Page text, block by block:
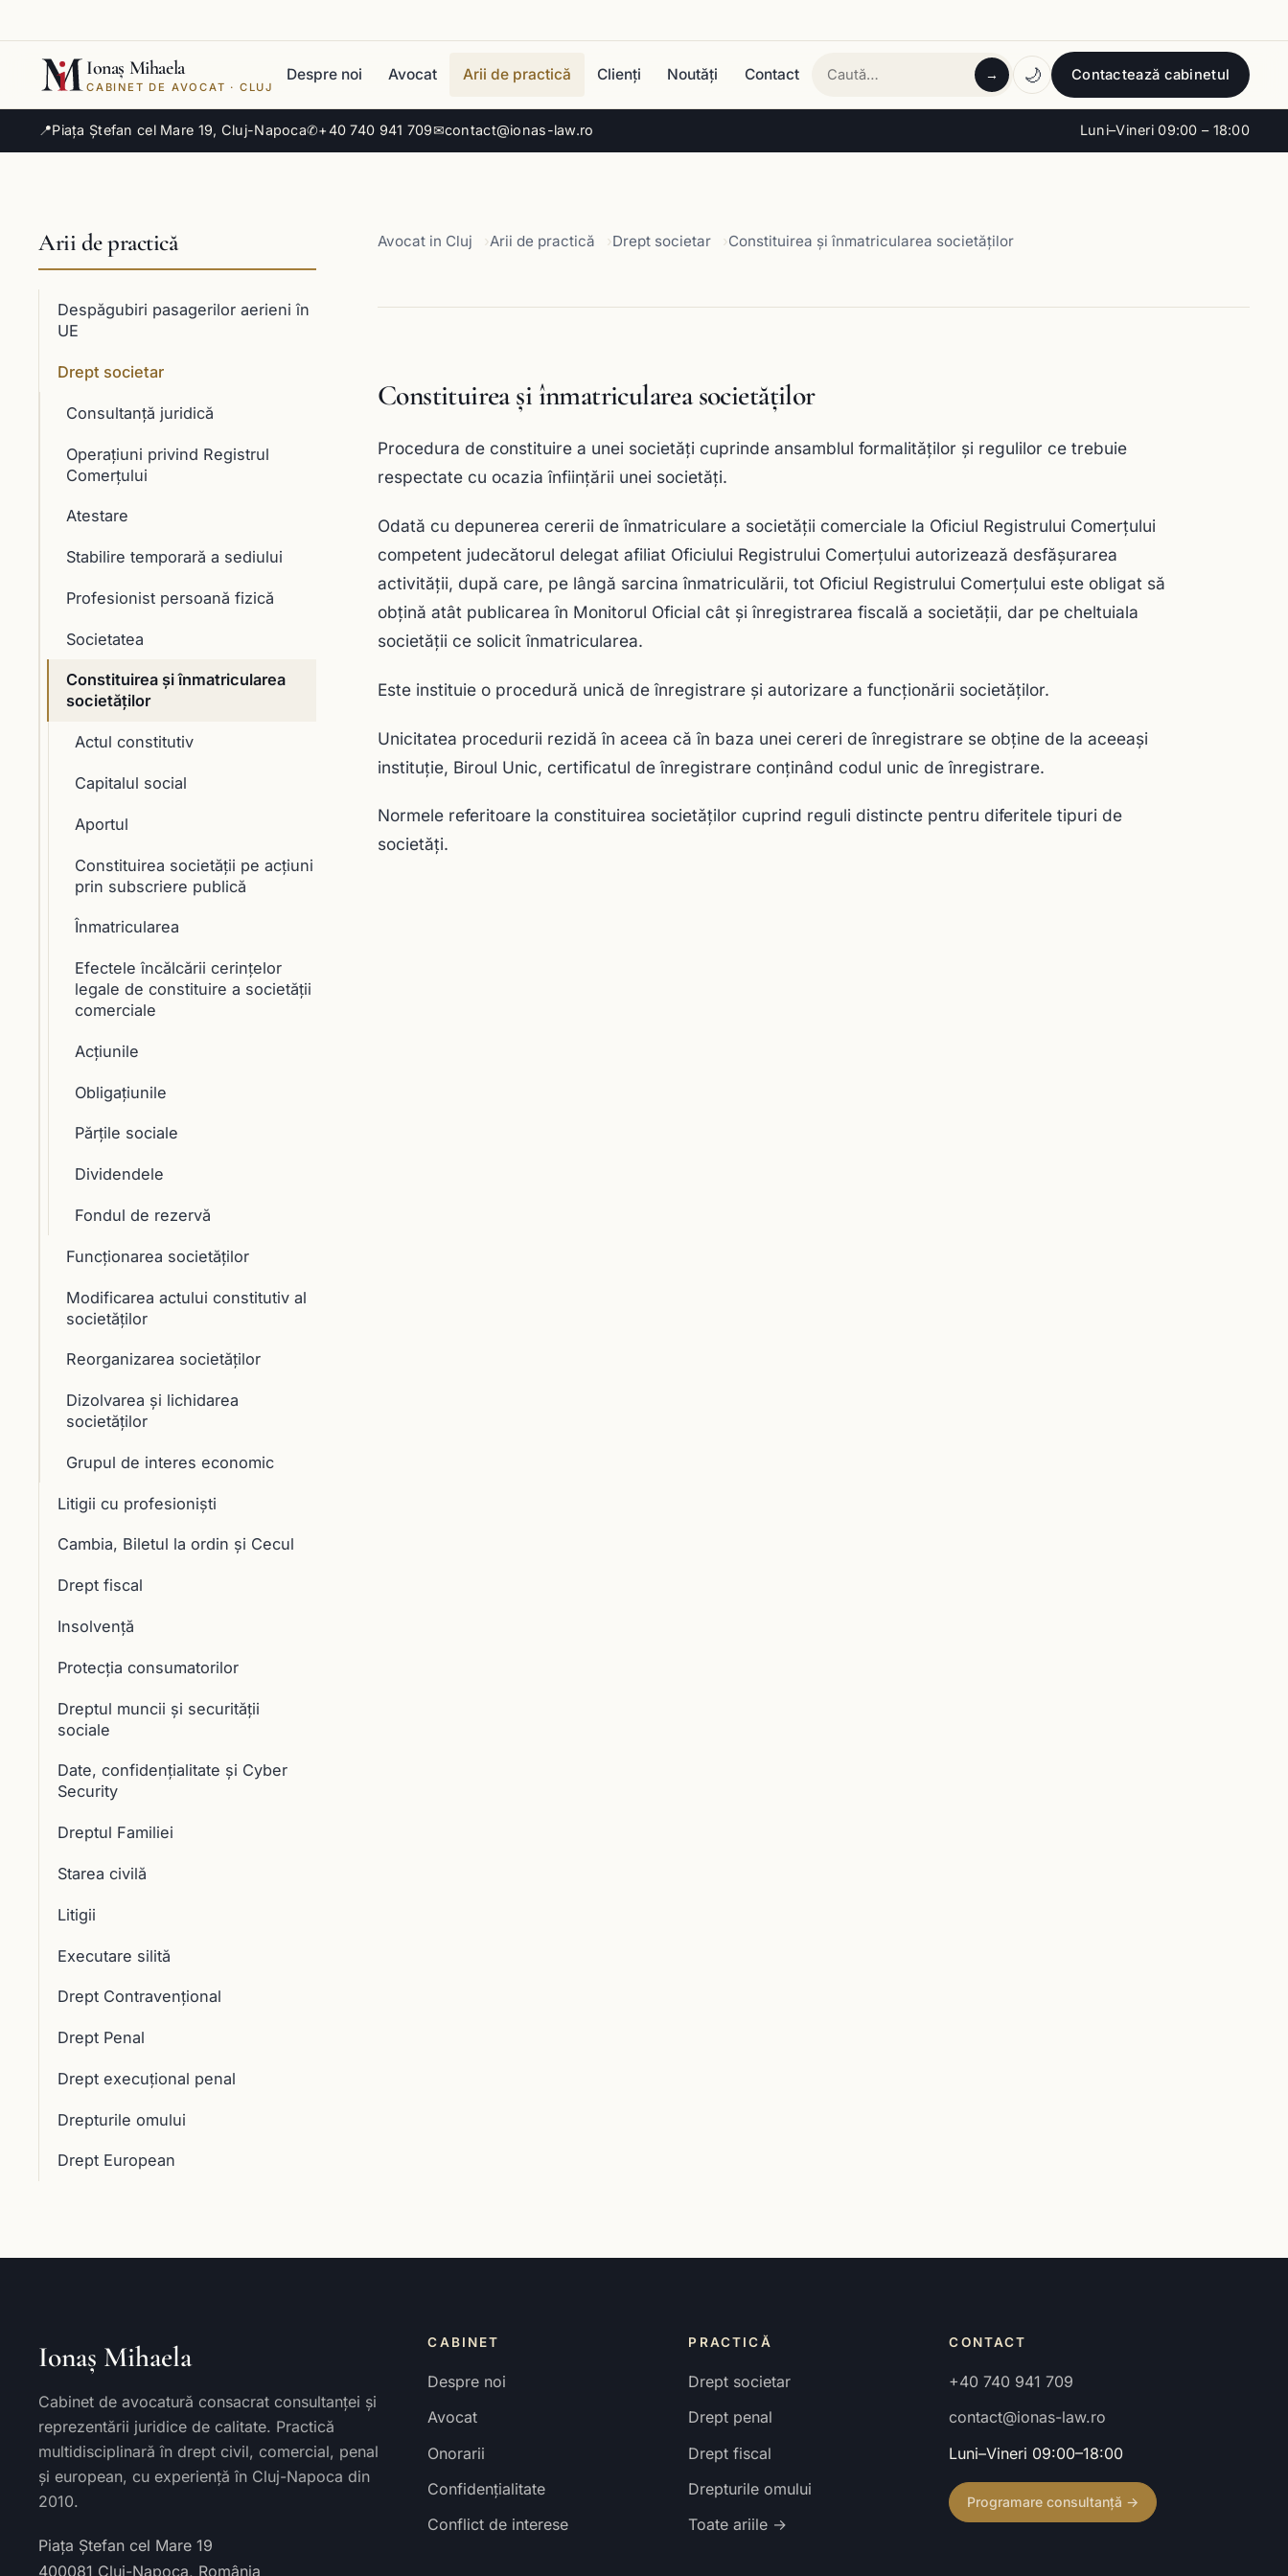
📍Piața Ștefan cel Mare 19, Cluj-Napoca✆+40 740 941 709✉contact@ionas-law.ro Luni–Vineri 09:00 – 18:00
Ionaș Mihaela
CABINET DE AVOCAT · CLUJ
Despre noi Avocat Arii de practică Clienți Noutăți Contact → 🌙 Contactează cabinetul
Arii de practică
Despăgubiri pasagerilor aerieni în
UE
Drept societar
Consultanţă juridică
Operaţiuni privind Registrul
Comerţului
Atestare
Stabilire temporară a sediului
Profesionist persoană fizică
Societatea
Constituirea şi înmatricularea
societăţilor
Actul constitutiv
Capitalul social
Aportul
Constituirea societăţii pe acţiuni
prin subscriere publică
Înmatricularea
Efectele încălcării cerinţelor
legale de constituire a societăţii
comerciale
Acţiunile
Obligaţiunile
Părţile sociale
Dividendele
Fondul de rezervă
Funcţionarea societăţilor
Modificarea actului constitutiv al
societăţilor
Reorganizarea societăţilor
Dizolvarea şi lichidarea
societăţilor
Grupul de interes economic
Litigii cu profesioniști
Cambia, Biletul la ordin și Cecul
Drept fiscal
Insolvență
Protecția consumatorilor
Dreptul muncii și securității
sociale
Date, confidențialitate și Cyber
Security
Dreptul Familiei
Starea civilă
Litigii
Executare silită
Drept Contravențional
Drept Penal
Drept execuţional penal
Drepturile omului
Drept European
Avocat in Cluj Arii de practică Drept societar Constituirea şi înmatricularea societăţilor
Constituirea şi înmatricularea societăţilor
Procedura de constituire a unei societăţi cuprinde ansamblul formalităţilor şi regulilor ce trebuie
respectate cu ocazia înfiinţării unei societăţi.
Odată cu depunerea cererii de înmatriculare a societăţii comerciale la Oficiul Registrului Comerţului
competent judecătorul delegat afiliat Oficiului Registrului Comerţului autorizează desfăşurarea
activităţii, după care, pe lângă sarcina înmatriculării, tot Oficiul Registrului Comerţului este obligat să
obţină atât publicarea în Monitorul Oficial cât şi înregistrarea fiscală a societăţii, dar pe cheltuiala
societăţii ce solicit înmatricularea.
Este instituie o procedură unică de înregistrare şi autorizare a funcţionării societăţilor.
Unicitatea procedurii rezidă în aceea că în baza unei cereri de înregistrare se obţine de la aceeaşi
instituţie, Biroul Unic, certificatul de înregistrare conţinând codul unic de înregistrare.
Normele referitoare la constituirea societăţilor cuprind reguli distincte pentru diferitele tipuri de
societăţi.
Ionaș Mihaela
Cabinet de avocatură consacrat consultanței și
reprezentării juridice de calitate. Practică
multidisciplinară în drept civil, comercial, penal
și european, cu experiență în Cluj-Napoca din
2010.
Piața Ștefan cel Mare 19
400081 Cluj-Napoca, România
CABINET
Despre noi
Avocat
Onorarii
Confidențialitate
Conflict de interese
PRACTICĂ
Drept societar
Drept penal
Drept fiscal
Drepturile omului
Toate ariile →
CONTACT
+40 740 941 709
contact@ionas-law.ro
Luni–Vineri 09:00–18:00
Programare consultanță →